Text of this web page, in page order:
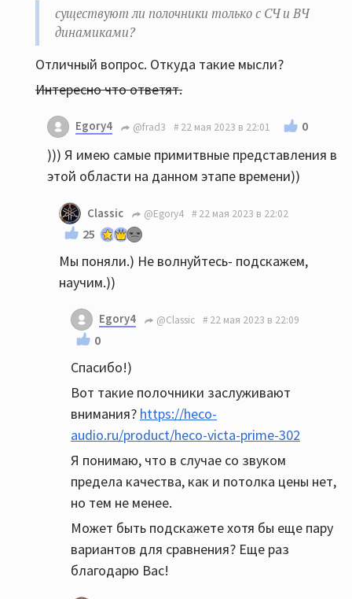
существуют ли полочники только с СЧ и ВЧ
динамиками?
Отличный вопрос. Откуда такие мысли?
Интересно что ответят.
Egory4 @frad3 22 мая 2023 в 22:01 0
))) Я имею самые примитвные представления в
этой области на данном этапе времени))
Classic @Egory4 22 мая 2023 в 22:02
25
Мы поняли.) Не волнуйтесь- подскажем,
научим.))
Egory4 @Classic 22 мая 2023 в 22:09
0
Спасибо!)
Вот такие полочники заслуживают
внимания? https://heco-
audio.ru/product/heco-victa-prime-302
Я понимаю, что в случае со звуком
предела качества, как и потолка цены нет,
но тем не менее.
Может быть подскажете хотя бы еще пару
вариантов для сравнения? Еще раз
благодарю Вас!